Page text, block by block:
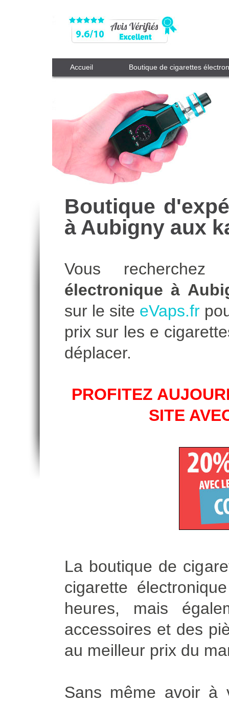
Accueil Boutique de cigarettes
Boutique
à Aubigny aux
Vous
électronique à
sur le site eVaps.fr
prix sur les e
déplacer.
PROFITEZ
SITE
La boutique de
cigarette
heures, mais
accessoires et des
au meilleur prix du
Sans même avoir à